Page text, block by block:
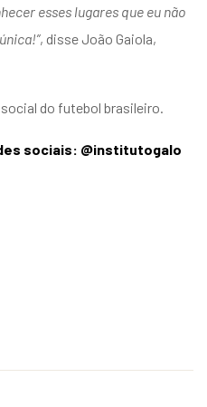
esses lugares que eu não
, disse João Gaiola,
do futebol brasileiro.
sociais: @institutogalo